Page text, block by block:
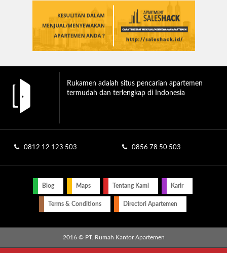
Rukamen adalah situs pencarian apartemen
termudah dan terlengkap di Indonesia
0812 12 123 503 0856 78 50 503
Blog Maps Tentang Kami Karir
Terms & Conditions Directori Apartemen
2016 © PT. Rumah Kantor Apartemen